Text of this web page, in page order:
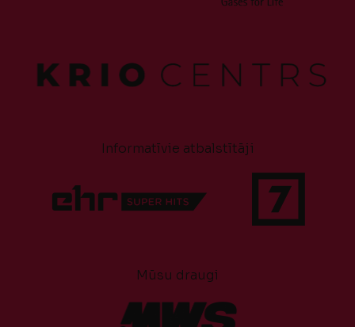
Informatīvie atbalstītāji
Mūsu draugi